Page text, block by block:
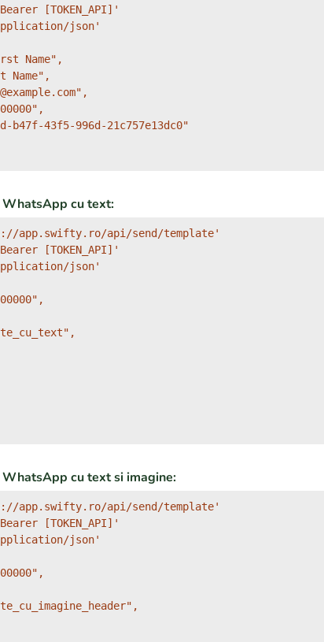
[TOKEN_API]'
json'
Name",
Name",
b47f-43f5-996d-21c757e13dc0"
WhatsApp cu text:
app.swifty.ro/api/send/template'
[TOKEN_API]'
json'
cu text si imagine:
app.swifty.ro/api/send/template'
[TOKEN_API]'
json'